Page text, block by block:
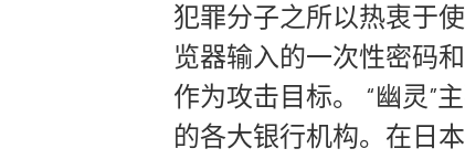
犯罪分子之所以热衷于
览器输入的一次性密码
作为攻击目标。 “幽灵”
的各大银行机构。在日